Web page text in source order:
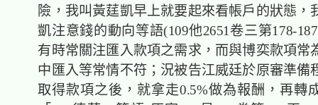
險，我叫黃莛凱早上就要起來看帳戶的狀態，
凱注意錢的動向等語(109他2651卷三第178-
有時常關注匯入款項之需求，而與博奕款項常
中匯入等常情不符；況被告江威廷於原審準備
取得款項之後，就拿走0.5%做為報酬，再轉